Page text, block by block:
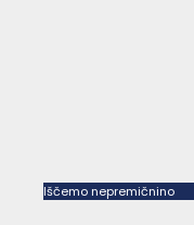
Iščemo nepremičnino